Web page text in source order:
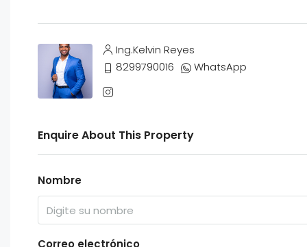
Ing.Kelvin Reyes
8299790016
WhatsApp
Enquire About This Property
Nombre